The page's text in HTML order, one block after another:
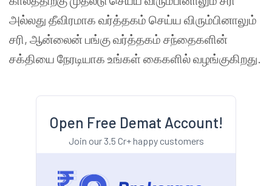
அல்லது தீவிரமாக வர்த்தகம் செய்ய விரும்பினாலும்
சரி, ஆன்லைன் பங்கு வர்த்தகம் சந்தைகளின்
சக்தியை நேரடியாக உங்கள் கைகளில் வழங்குகிறது.
Open Free Demat Account!
Join our 3.5 Cr+ happy customers